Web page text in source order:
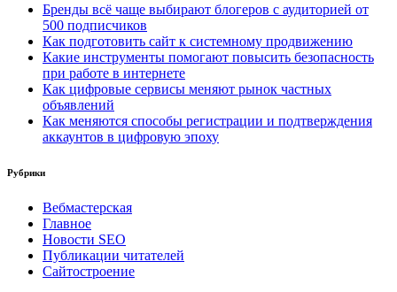
Бренды всё чаще выбирают блогеров с аудиторией от
500 подписчиков
Как подготовить сайт к системному продвижению
Какие инструменты помогают повысить безопасность
при работе в интернете
Как цифровые сервисы меняют рынок частных
объявлений
Как меняются способы регистрации и подтверждения
аккаунтов в цифровую эпоху
Рубрики
Вебмастерская
Главное
Новости SEO
Публикации читателей
Сайтостроение